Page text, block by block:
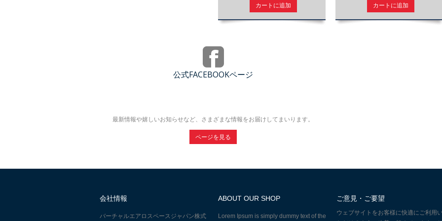
カートに追加 カートに追加
公式FACEBOOKページ
最新情報や嬉しいお知らせなど、さまざまな情報をお届けしてまいります。
ページを見る
会社情報
バーチャルエアロスペースジャパン株式
ABOUT OUR SHOP
Lorem Ipsum is simply dummy text of the
ご意見・ご要望
ウェブサイトをお客様に快適にご利用